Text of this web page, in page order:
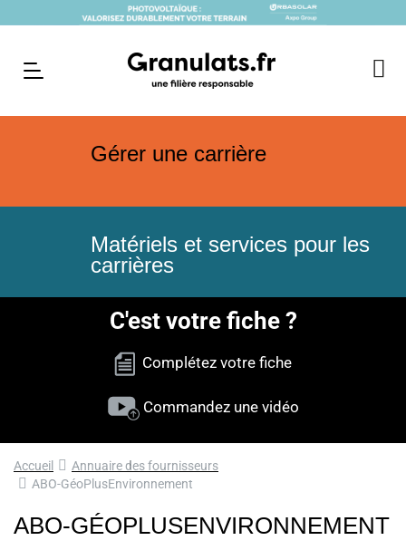
Gérer une carrière
Matériels et services pour les
carrières
C'est votre fiche ?
Complétez votre fiche
Commandez une vidéo
Accueil
Annuaire des fournisseurs
ABO-GéoPlusEnvironnement
ABO-GÉOPLUSENVIRONNEMENT